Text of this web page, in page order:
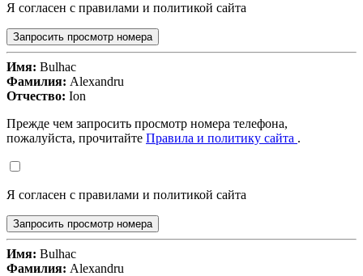
Я согласен с правилами и политикой сайта
Запросить просмотр номера
Имя: Bulhac
Фамилия: Alexandru
Отчество: Ion
Прежде чем запросить просмотр номера телефона,
пожалуйста, прочитайте Правила и политику сайта .
Я согласен с правилами и политикой сайта
Запросить просмотр номера
Имя: Bulhac
Фамилия: Alexandru